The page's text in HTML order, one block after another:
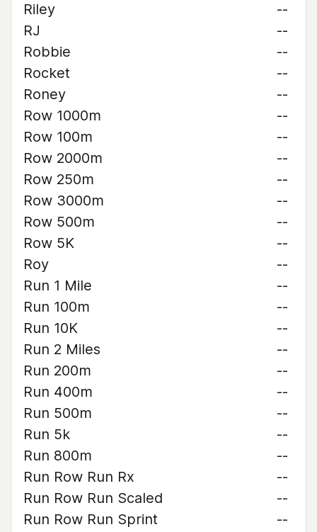
Riley
--
RJ
--
Robbie
--
Rocket
--
Roney
--
Row 1000m
--
Row 100m
--
Row 2000m
--
Row 250m
--
Row 3000m
--
Row 500m
--
Row 5K
--
Roy
--
Run 1 Mile
--
Run 100m
--
Run 10K
--
Run 2 Miles
--
Run 200m
--
Run 400m
--
Run 500m
--
Run 5k
--
Run 800m
--
Run Row Run Rx
--
Run Row Run Scaled
--
Run Row Run Sprint
--